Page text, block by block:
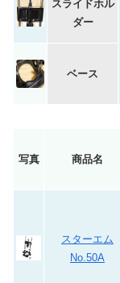
スライドホル
ダー
ベース
写真 商品名
スターエム
No.50A